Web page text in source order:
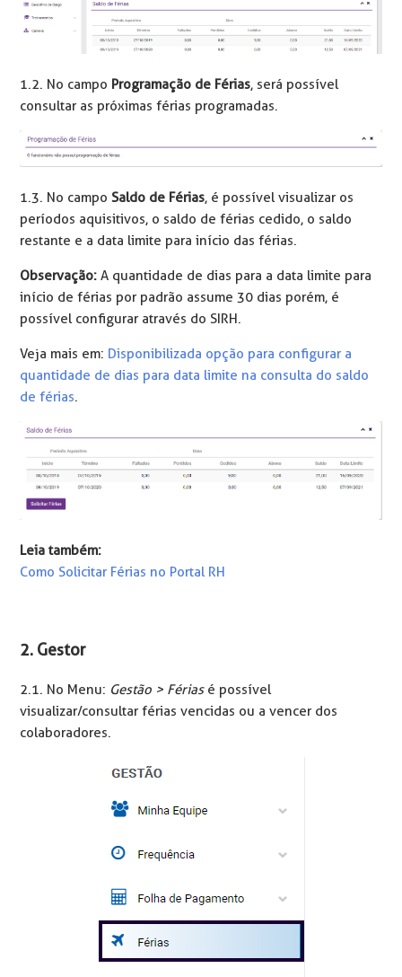
1.2. No campo Programação de Férias, será possível
consultar as próximas férias programadas.
1.3. No campo Saldo de Férias, é possível visualizar os
períodos aquisitivos, o saldo de férias cedido, o saldo
restante e a data limite para início das férias.
Observação: A quantidade de dias para a data limite para
início de férias por padrão assume 30 dias porém, é
possível configurar através do SIRH.
Veja mais em: Disponibilizada opção para configurar a
quantidade de dias para data limite na consulta do saldo
de férias.
Leia também:
Como Solicitar Férias no Portal RH
2. Gestor
2.1. No Menu: Gestão > Fériasé possível
visualizar/consultar férias vencidas ou a vencer dos
colaboradores.